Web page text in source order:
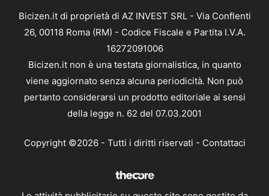
Bicizen.it di proprietà di AZ INVEST SRL - Via Conflenti
26, 00118 Roma (RM) - Codice Fiscale e Partita I.V.A.
16272091006
Bicizen.it non è una testata giornalistica, in quanto
viene aggiornato senza alcuna periodicità. Non può
pertanto considerarsi un prodotto editoriale ai sensi
della legge n. 62 del 07.03.2001
Copyright ©2026 - Tutti i diritti riservati - Contattaci